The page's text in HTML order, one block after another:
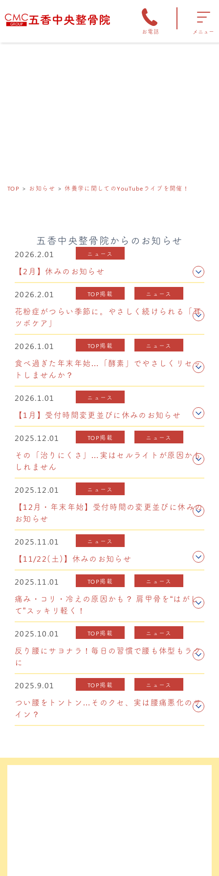
お電話 メニュー
TOP お知らせ 休養学に関してのYouTubeライブを開催！
五香中央整骨院からのお知らせ
2026.2.01 ニュース
【2月】休みのお知らせ
2026.2.01 TOP掲載 ニュース
花粉症がつらい季節に。やさしく続けられる「耳
ツボケア」
2026.1.01 TOP掲載 ニュース
食べ過ぎた年末年始…「酵素」でやさしくリセッ
トしませんか？
2026.1.01 ニュース
【1月】受付時間変更並びに休みのお知らせ
2025.12.01 TOP掲載 ニュース
その「治りにくさ」…実はセルライトが原因かも
しれません
2025.12.01 ニュース
【12月・年末年始】受付時間の変更並びに休みの
お知らせ
2025.11.01 ニュース
【11/22(土)】休みのお知らせ
2025.11.01 TOP掲載 ニュース
痛み・コリ・冷えの原因かも？ 肩甲骨を“はがし
て”スッキリ軽く！
2025.10.01 TOP掲載 ニュース
反り腰にサヨナラ！毎日の習慣で腰も体型もラク
に
2025.9.01 TOP掲載 ニュース
つい腰をトントン…そのクセ、実は腰痛悪化のサ
イン？